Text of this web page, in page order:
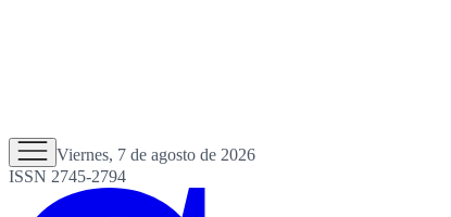
Viernes, 7 de agosto de 2026
ISSN 2745-2794